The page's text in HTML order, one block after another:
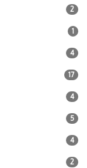
2
1
4
17
4
5
4
2